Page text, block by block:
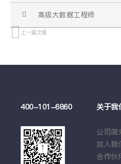
高级大数据工程师
上一篇文章
400-101-6860 关于我
公司简
加入我
合作伙